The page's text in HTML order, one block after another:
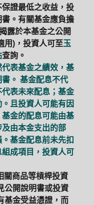
證最低之收益，投
。有關基金應負擔
露於本基金之公開
用)，投資人可至玉
查詢。
表基金之績效，基
。 基金配息不代
表未來配息；基金
且投資人可能有因
金的配息可能由基
由本金支出的部
基金配息前未先扣
成項目，投資人可
關商品等槓桿投資
公開說明書或投資
基金受益憑證，而